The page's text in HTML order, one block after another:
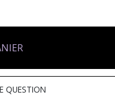
QUESTION